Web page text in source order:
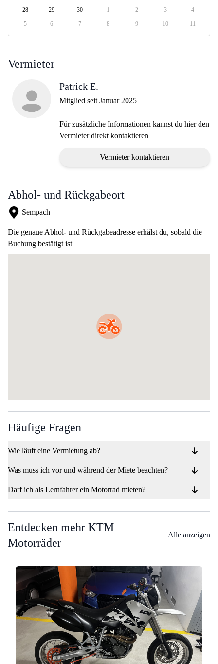
28 29 30 1 2 3 4
5 6 7 8 9 10 11
Vermieter
Patrick E.
Mitglied seit Januar 2025
Für zusätzliche Informationen kannst du hier den
Vermieter direkt kontaktieren
Vermieter kontaktieren
Abhol- und Rückgabeort
Sempach
Die genaue Abhol- und Rückgabeadresse erhälst du, sobald die
Buchung bestätigt ist
Häufige Fragen
Wie läuft eine Vermietung ab?
Was muss ich vor und während der Miete beachten?
Darf ich als Lernfahrer ein Motorrad mieten?
Entdecken mehr KTM
Motorräder
Alle anzeigen